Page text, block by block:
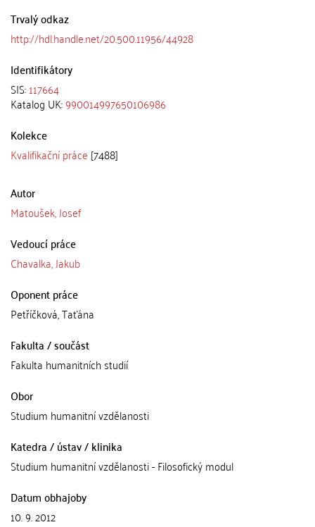
Trvalý odkaz
http://hdl.handle.net/20.500.11956/44928
Identifikátory
SIS:117664
Katalog UK:990014997650106986
Kolekce
Kvalifikační práce [7488]
Autor
Matoušek, Josef
Vedoucí práce
Chavalka, Jakub
Oponent práce
Petříčková, Taťána
Fakulta / součást
Fakulta humanitních studií
Obor
Studium humanitní vzdělanosti
Katedra / ústav / klinika
Studium humanitní vzdělanosti - Filosofický modul
Datum obhajoby
10. 9. 2012